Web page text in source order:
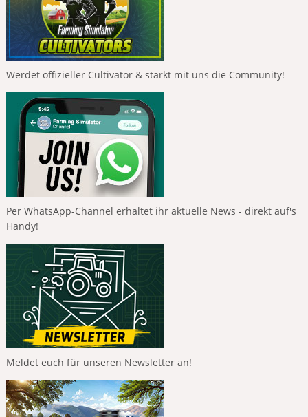
Werdet offizieller Cultivator & stärkt mit uns die Community!
Per WhatsApp-Channel erhaltet ihr aktuelle News - direkt auf's
Handy!
Meldet euch für unseren Newsletter an!